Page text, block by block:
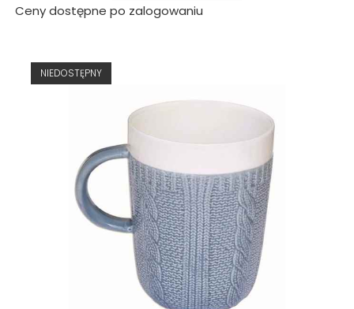
Ceny dostępne po zalogowaniu
NIEDOSTĘPNY